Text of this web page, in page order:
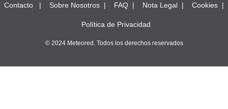
Contacto Sobre Nosotros FAQ Nota Legal Cookies
Política de Privacidad
© 2024 Meteored. Todos los derechos reservados